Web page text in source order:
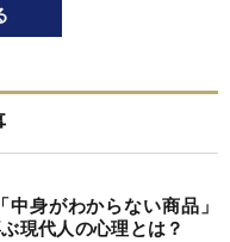
身がわからない商品」
現代人の心理とは？